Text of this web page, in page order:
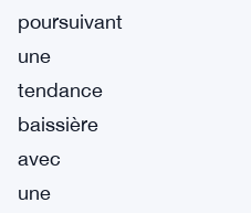
poursuivant
une
tendance
baissière
avec
une